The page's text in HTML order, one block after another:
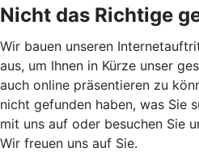
Nicht das Richtige
Wir bauen unseren
aus, um Ihnen in Kürze unser
auch online präsentieren zu
nicht gefunden haben, was Sie
mit uns auf oder besuchen Sie
Wir freuen uns auf Sie.